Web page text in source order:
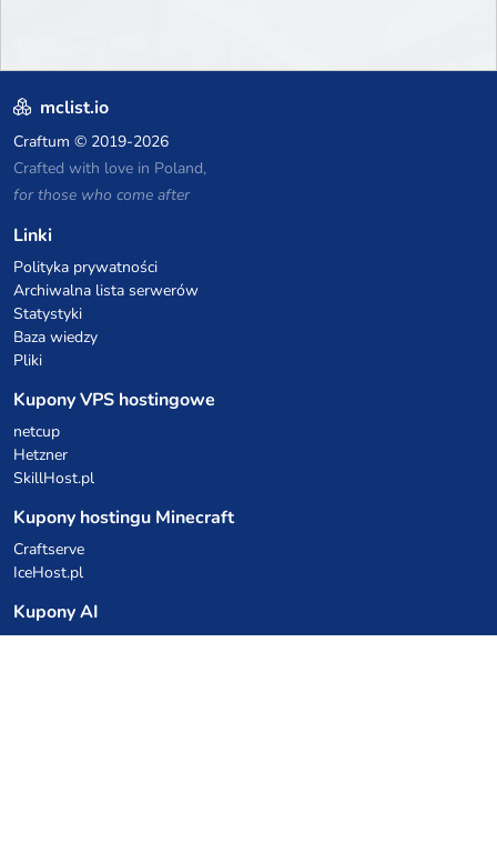
mclist.io
Craftum © 2019-2026
Crafted with love in Poland,
for those who come after
Linki
Polityka prywatności
Archiwalna lista serwerów
Statystyki
Baza wiedzy
Pliki
Kupony VPS hostingowe
netcup
Hetzner
SkillHost.pl
Kupony hostingu Minecraft
Craftserve
IceHost.pl
Kupony AI